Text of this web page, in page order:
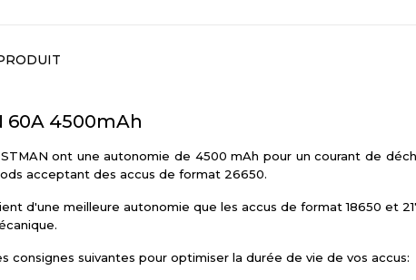
60A 4500mAh
ont une autonomie de 4500 mAh pour un courant de
acceptant des accus de format 26650.
d'une meilleure autonomie que les accus de format 18650 et
consignes suivantes pour optimiser la durée de vie de vos accus: